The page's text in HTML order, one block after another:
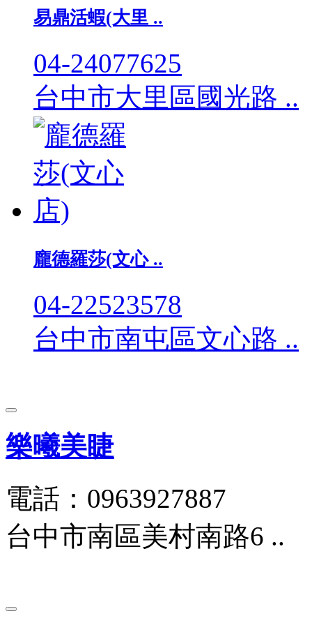
易鼎活蝦(大里 ..
04-24077625
台中市大里區國光路 ..
龐德羅莎(文心 ..
04-22523578
台中市南屯區文心路 ..
樂曦美睫
電話：0963927887
台中市南區美村南路6 ..